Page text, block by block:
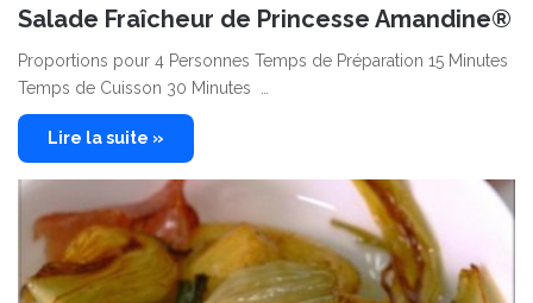
Salade Fraîcheur de Princesse Amandine®
Proportions pour 4 Personnes Temps de Préparation 15 Minutes
Temps de Cuisson 30 Minutes …
Lire la suite »